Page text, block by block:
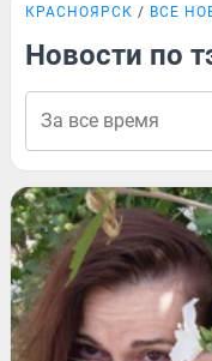
КРАСНОЯРСК ВСЕ
Новости по